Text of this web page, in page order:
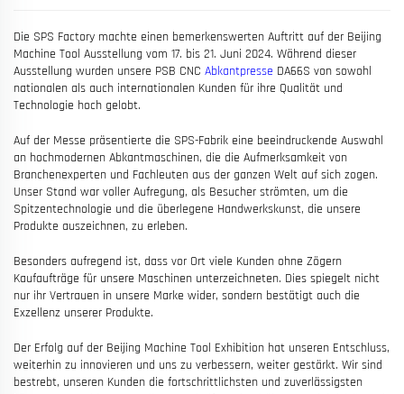
Die SPS Factory machte einen bemerkenswerten Auftritt auf der Beijing
Machine Tool Ausstellung vom 17. bis 21. Juni 2024. Während dieser
Ausstellung wurden unsere PSB CNC Abkantpresse DA66S von sowohl
nationalen als auch internationalen Kunden für ihre Qualität und
Technologie hoch gelobt.
Auf der Messe präsentierte die SPS-Fabrik eine beeindruckende Auswahl
an hochmodernen Abkantmaschinen, die die Aufmerksamkeit von
Branchenexperten und Fachleuten aus der ganzen Welt auf sich zogen.
Unser Stand war voller Aufregung, als Besucher strömten, um die
Spitzentechnologie und die überlegene Handwerkskunst, die unsere
Produkte auszeichnen, zu erleben.
Besonders aufregend ist, dass vor Ort viele Kunden ohne Zögern
Kaufaufträge für unsere Maschinen unterzeichneten. Dies spiegelt nicht
nur ihr Vertrauen in unsere Marke wider, sondern bestätigt auch die
Exzellenz unserer Produkte.
Der Erfolg auf der Beijing Machine Tool Exhibition hat unseren Entschluss,
weiterhin zu innovieren und uns zu verbessern, weiter gestärkt. Wir sind
bestrebt, unseren Kunden die fortschrittlichsten und zuverlässigsten